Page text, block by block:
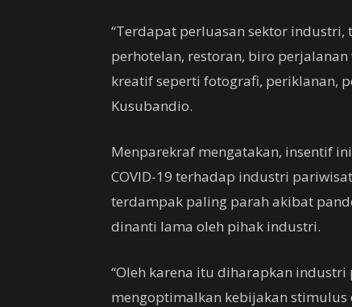
“Terdapat perluasan sektor
perhotelan, restoran, biro
kreatif seperti fotografi, periklanan,
Kusubandio.
Menparekraf mengatakan, insentif
COVID-19 terhadap industri
terdampak paling parah akibat
dinanti lama oleh pihak industri.
“Oleh karena itu diharapkan
mengoptimalkan kebijakan stimulus